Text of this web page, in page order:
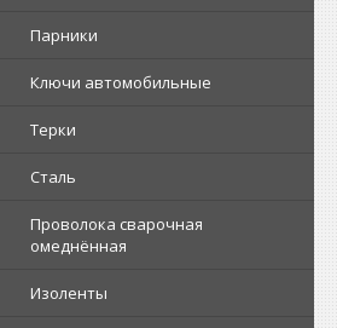
Парники
Ключи автомобильные
Терки
Сталь
Проволока сварочная
омеднённая
Изоленты